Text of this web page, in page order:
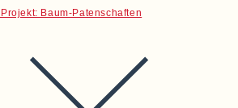
Baum-Patenschaften